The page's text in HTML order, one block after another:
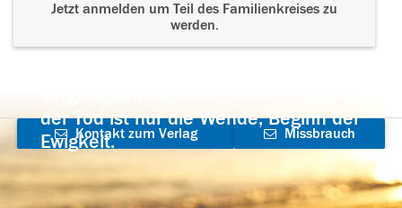
Jetzt anmelden um Teil des Familienkreises zu
werden.
der Tod ist nur die Wende, Beginn der
Ewigkeit.
Kontakt zum Verlag
aufnehmen
Missbrauch